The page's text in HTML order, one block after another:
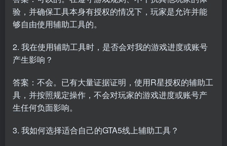
验，并确保工具本身有授权的情况下，玩家是允许并能
够自由使用辅助工具的。
2. 我在使用辅助工具时，是否会对我的游戏进度或账号
产生影响？
答案：不会。已有大量证据证明，使用R星授权的辅助工
具，并按照规定操作，不会对玩家的游戏进度或账号产
生任何负面影响。
3. 我如何选择适合自己的GTA5线上辅助工具？